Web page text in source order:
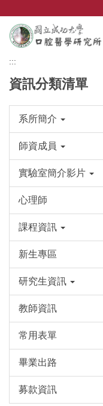
主
要
內
區
:::
資訊分類清單
系所簡介
師資成員
實驗室簡介影片
心理師
課程資訊
新生專區
研究生資訊
教師資訊
常用表單
畢業出路
募款資訊